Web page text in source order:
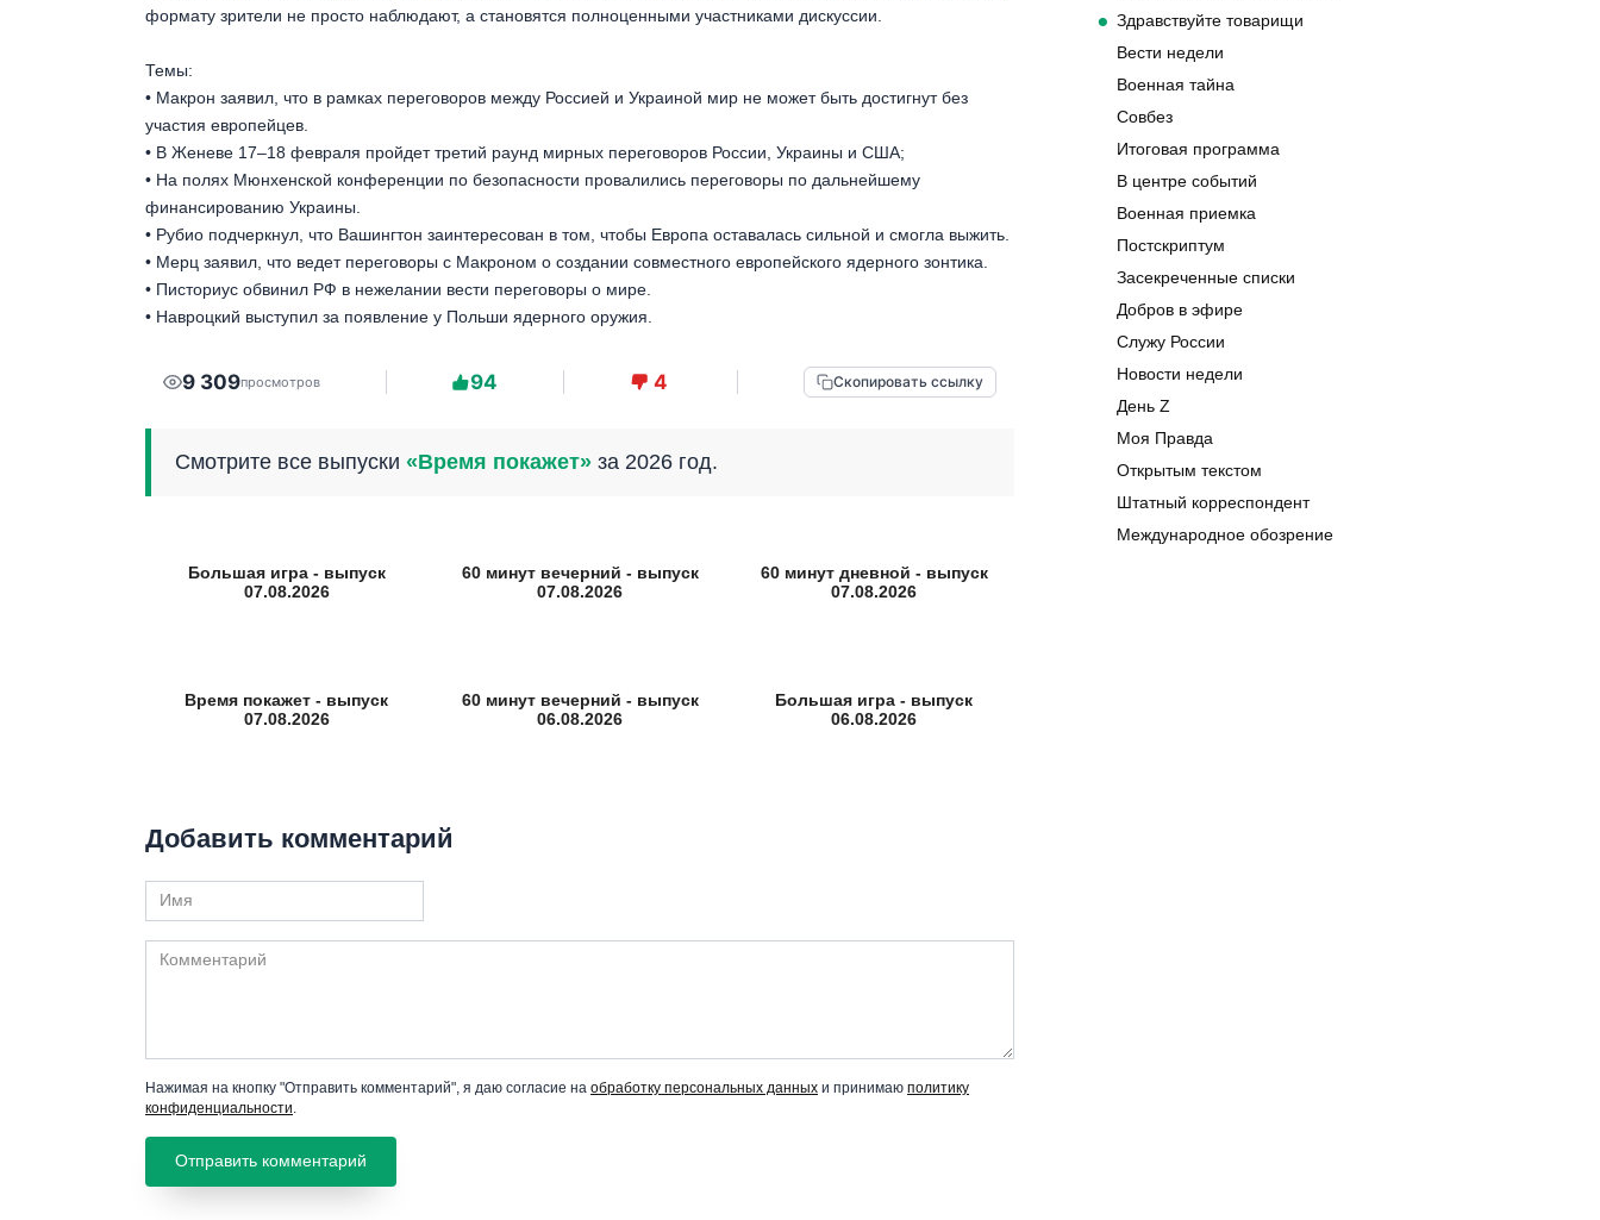
формату зрители не просто наблюдают, а становятся полноценными участниками дискуссии.
Темы:
• Макрон заявил, что в рамках переговоров между Россией и Украиной мир не может быть достигнут без
участия европейцев.
• В Женеве 17–18 февраля пройдет третий раунд мирных переговоров России, Украины и США;
• На полях Мюнхенской конференции по безопасности провалились переговоры по дальнейшему
финансированию Украины.
• Рубио подчеркнул, что Вашингтон заинтересован в том, чтобы Европа оставалась сильной и смогла выжить.
• Мерц заявил, что ведет переговоры с Макроном о создании совместного европейского ядерного зонтика.
• Писториус обвинил РФ в нежелании вести переговоры о мире.
• Навроцкий выступил за появление у Польши ядерного оружия.
9 309просмотров 94 4 Скопировать ссылку
Смотрите все выпуски «Время покажет» за 2026 год.
Большая игра - выпуск
07.08.2026
60 минут вечерний - выпуск
07.08.2026
60 минут дневной - выпуск
07.08.2026
Время покажет - выпуск
07.08.2026
60 минут вечерний - выпуск
06.08.2026
Большая игра - выпуск
06.08.2026
Добавить комментарий
Имя
Комментарий
Нажимая на кнопку "Отправить комментарий", я даю согласие на обработку персональных данных и принимаю политику
конфиденциальности
Здравствуйте товарищи
Вести недели
Военная тайна
Совбез
Итоговая программа
В центре событий
Военная приемка
Постскриптум
Засекреченные списки
Добров в эфире
Служу России
Новости недели
День Z
Моя Правда
Открытым текстом
Штатный корреспондент
Международное обозрение